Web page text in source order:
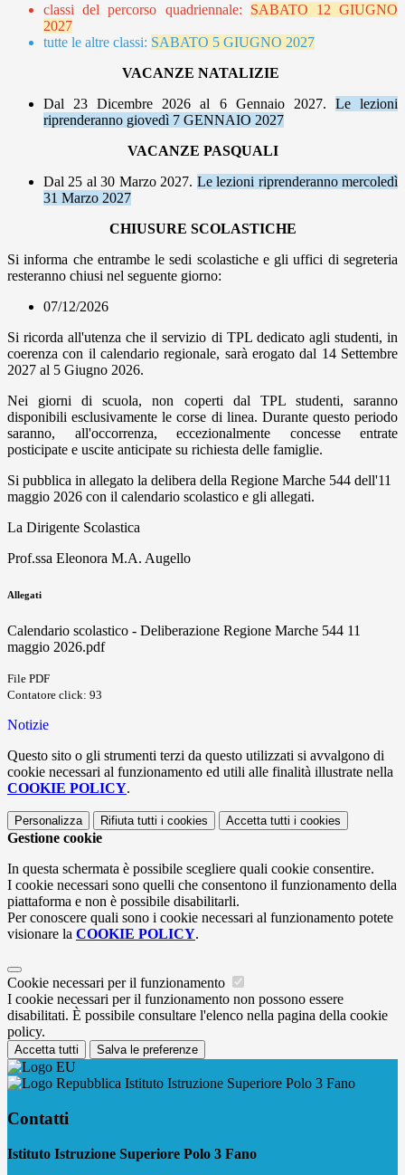
classi del percorso quadriennale: SABATO 12 GIUGNO
2027
tutte le altre classi: SABATO 5 GIUGNO 2027
VACANZE NATALIZIE
Dal 23 Dicembre 2026 al 6 Gennaio 2027. Le lezioni
riprenderanno giovedì 7 GENNAIO 2027
VACANZE PASQUALI
Dal 25 al 30 Marzo 2027. Le lezioni riprenderanno mercoledì
31 Marzo 2027
CHIUSURE SCOLASTICHE
Si informa che entrambe le sedi scolastiche e gli uffici di segreteria
resteranno chiusi nel seguente giorno:
07/12/2026
Si ricorda all'utenza che il servizio di TPL dedicato agli studenti, in
coerenza con il calendario regionale, sarà erogato dal 14 Settembre
2027 al 5 Giugno 2026.
Nei giorni di scuola, non coperti dal TPL studenti, saranno
disponibili esclusivamente le corse di linea. Durante questo periodo
saranno, all'occorrenza, eccezionalmente concesse entrate
posticipate e uscite anticipate su richiesta delle famiglie.
Si pubblica in allegato la delibera della Regione Marche 544 dell'11
maggio 2026 con il calendario scolastico e gli allegati.
La Dirigente Scolastica
Prof.ssa Eleonora M.A. Augello
Allegati
Calendario scolastico - Deliberazione Regione Marche 544 11
maggio 2026.pdf
File PDF
Contatore click: 93
Notizie
Questo sito o gli strumenti terzi da questo utilizzati si avvalgono di
cookie necessari al funzionamento ed utili alle finalità illustrate nella
COOKIE POLICY.
Personalizza Rifiuta tutti i cookies Accetta tutti i cookies
Gestione cookie
In questa schermata è possibile scegliere quali cookie consentire.
I cookie necessari sono quelli che consentono il funzionamento della
piattaforma e non è possibile disabilitarli.
Per conoscere quali sono i cookie necessari al funzionamento potete
visionare la COOKIE POLICY.
Cookie necessari per il funzionamento
I cookie necessari per il funzionamento non possono essere
disabilitati. È possibile consultare l'elenco nella pagina della cookie
policy.
Accetta tutti Salva le preferenze
Istituto Istruzione Superiore Polo 3 Fano
Contatti
Istituto Istruzione Superiore Polo 3 Fano